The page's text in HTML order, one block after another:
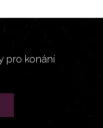
pro konání